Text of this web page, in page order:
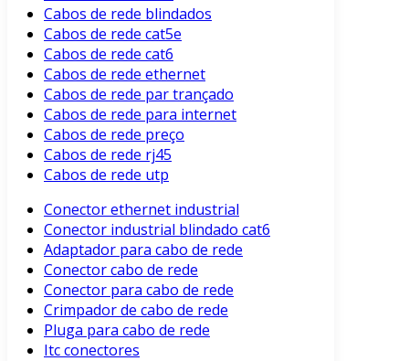
Cabos de rede blindados
Cabos de rede cat5e
Cabos de rede cat6
Cabos de rede ethernet
Cabos de rede par trançado
Cabos de rede para internet
Cabos de rede preço
Cabos de rede rj45
Cabos de rede utp
Conector ethernet industrial
Conector industrial blindado cat6
Adaptador para cabo de rede
Conector cabo de rede
Conector para cabo de rede
Crimpador de cabo de rede
Pluga para cabo de rede
Itc conectores